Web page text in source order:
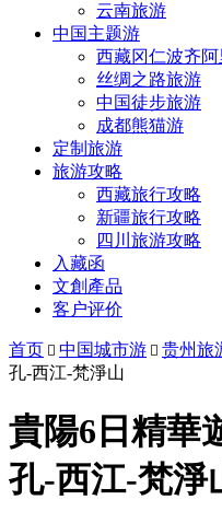
云南旅游
中国主题游
西藏冈仁波齐
丝绸之路旅游
中国徒步旅游
成都熊猫游
定制旅游
旅游攻略
西藏旅行攻略
新疆旅行攻略
四川旅游攻略
入藏函
文創產品
客户评价
首页  中国城市游  贵州旅
孔-西江-梵淨山
貴陽6日精華
孔-西江-梵淨